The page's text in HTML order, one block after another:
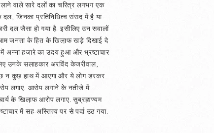
वाले सारे दलों का चरित्र लगभग एक
दल, जिनका प्रतिनिधित्व संसद में है या
दल जैसा हो गया है. इसीलिए उन सवालों
जनता के हित के खिला़फ खड़े दिखाई दे
अन्ना हजारे का उदय हुआ और भ्रष्टाचार
उनके सलाहकार अरविंद केजरीवाल,
कुछ न कुछ हाथ में आएगा और ये लोग डरकर
लगाए. आरोप लगाने के नतीजे में
के खिला़फ आरोप लगाए. सुब्रह्मण्यम
में सह-अस्तित्व पर से पर्दा उठ गया.